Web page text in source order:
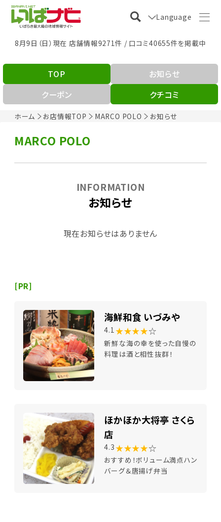
Language
8月9日（日）現在 店舗情報9271件 / 口コミ40655件を掲載中
ホーム お店情報TOP MARCO POLO お知らせ
TOP
お知らせ
クーポン
クチコミ
MARCO POLO
お知らせ
INFORMATION
現在お知らせはありません
[PR]
海鮮和食 いづみや
4.1 ★★★★☆
新鮮な海の幸を使った自慢の
料理は酒と相性抜群！
ほかほか大将亭 さくら
店
4.3 ★★★★☆
おすすめ！ボリューム満点ハン
バーグ＆唐揚げ弁当